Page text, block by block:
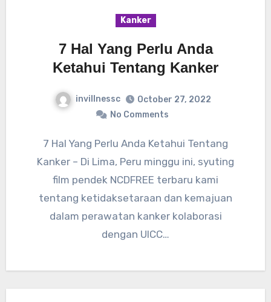
Kanker
7 Hal Yang Perlu Anda
Ketahui Tentang Kanker
invillnessc
October 27, 2022
No Comments
7 Hal Yang Perlu Anda Ketahui Tentang
Kanker – Di Lima, Peru minggu ini, syuting
film pendek NCDFREE terbaru kami
tentang ketidaksetaraan dan kemajuan
dalam perawatan kanker kolaborasi
dengan UICC…